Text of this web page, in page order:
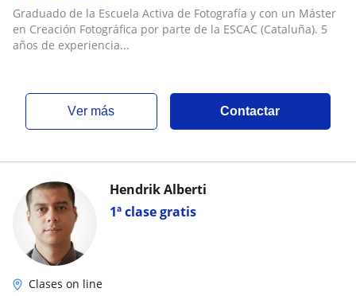
Graduado de la Escuela Activa de Fotografía y con un Máster
en Creación Fotográfica por parte de la ESCAC (Cataluña). 5
años de experiencia...
ver más Contactar
1ª clase gratis
Hendrik Alberti
Clases on line